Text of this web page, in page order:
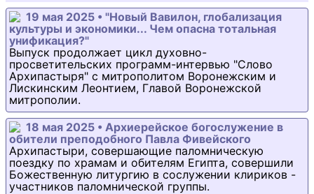
19 мая 2025 • "Новый Вавилон, глобализация
культуры и экономики... Чем опасна тотальная
унификация?"
Выпуск продолжает цикл духовно-
просветительских программ-интервью "Слово
Архипастыря" с митрополитом Воронежским и
Лискинским Леонтием, Главой Воронежской
митрополии.
18 мая 2025 • Архиерейское богослужение в
обители преподобного Павла Фивейского
Архипастыри, совершающие паломническую
поездку по храмам и обителям Египта, совершили
Божественную литургию в сослужении клириков -
участников паломнической группы.